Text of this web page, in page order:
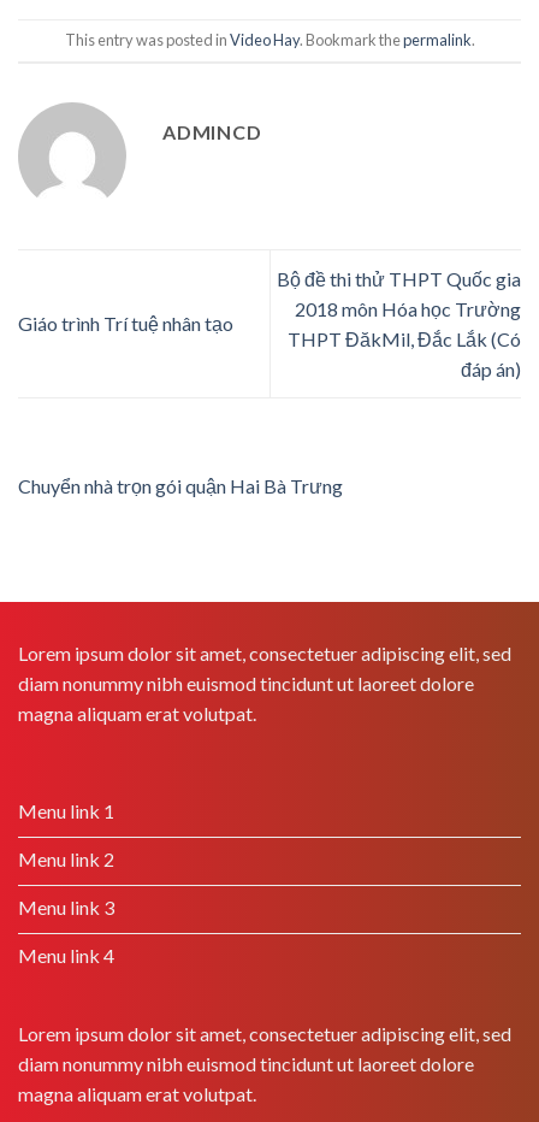
This entry was posted inVideo Hay. Bookmark thepermalink.
ADMINCD
Giáo trình Trí tuệ nhân tạo
Bộ đề thi thử THPT Quốc gia
2018 môn Hóa học Trường
THPT ĐăkMil, Đắc Lắk (Có
đáp án)
Chuyển nhà trọn gói quận Hai Bà Trưng
Lorem ipsum dolor sit amet, consectetuer adipiscing elit, sed
diam nonummy nibh euismod tincidunt ut laoreet dolore
magna aliquam erat volutpat.
Menu link 1
Menu link 2
Menu link 3
Menu link 4
Lorem ipsum dolor sit amet, consectetuer adipiscing elit, sed
diam nonummy nibh euismod tincidunt ut laoreet dolore
magna aliquam erat volutpat.